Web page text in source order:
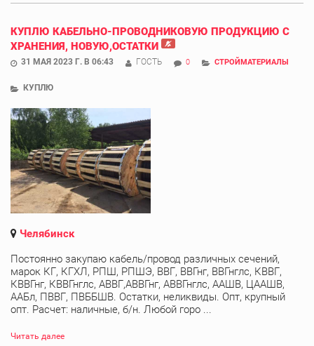
КУПЛЮ КАБЕЛЬНО-ПРОВОДНИКОВУЮ ПРОДУКЦИЮ С
ХРАНЕНИЯ, НОВУЮ,ОСТАТКИ
31 МАЯ 2023 Г. В 06:43 ГОСТЬ 0 СТРОЙМАТЕРИАЛЫ
КУПЛЮ
Челябинск
Постоянно закупаю кабель/провод различных сечений,
марок КГ, КГХЛ, РПШ, РПШЭ, ВВГ, ВВГнг, ВВГнглс, КВВГ,
КВВГнг, КВВГнглс, АВВГ,АВВГнг, АВВГнглс, ААШВ, ЦААШВ,
ААБл, ПВВГ, ПВББШВ. Остатки, неликвиды. Опт, крупный
опт. Расчет: наличные, б/н. Любой горо ...
Читать далее